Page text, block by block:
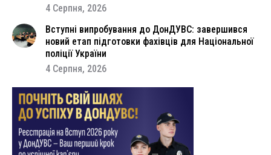
4 Серпня, 2026
Вступні випробування до ДонДУВС: завершився
новий етап підготовки фахівців для Національної
поліції України
4 Серпня, 2026